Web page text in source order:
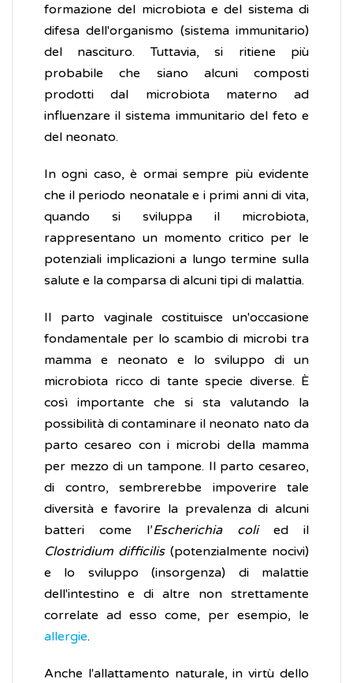
formazione del microbiota e del sistema di
difesa dell'organismo (sistema immunitario)
del nascituro. Tuttavia, si ritiene più
probabile che siano alcuni composti
prodotti dal microbiota materno ad
influenzare il sistema immunitario del feto e
del neonato.
In ogni caso, è ormai sempre più evidente
che il periodo neonatale e i primi anni di vita,
quando si sviluppa il microbiota,
rappresentano un momento critico per le
potenziali implicazioni a lungo termine sulla
salute e la comparsa di alcuni tipi di malattia.
Il parto vaginale costituisce un'occasione
fondamentale per lo scambio di microbi tra
mamma e neonato e lo sviluppo di un
microbiota ricco di tante specie diverse. È
così importante che si sta valutando la
possibilità di contaminare il neonato nato da
parto cesareo con i microbi della mamma
per mezzo di un tampone. Il parto cesareo,
di contro, sembrerebbe impoverire tale
diversità e favorire la prevalenza di alcuni
batteri come l’Escherichia colied il
Clostridium difficilis(potenzialmente nocivi)
e lo sviluppo (insorgenza) di malattie
dell'intestino e di altre non strettamente
correlate ad esso come, per esempio, le
allergie.
Anche l'allattamento naturale, in virtù dello